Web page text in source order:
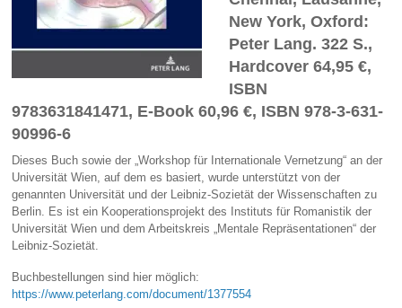
New York, Oxford:
Peter Lang. 322 S.,
Hardcover 64,95 €,
ISBN
9783631841471, E-Book 60,96 €, ISBN 978-3-631-
90996-6
Dieses Buch sowie der „Workshop für Internationale Vernetzung“ an der
Universität Wien, auf dem es basiert, wurde unterstützt von der
genannten Universität und der Leibniz-Sozietät der Wissenschaften zu
Berlin. Es ist ein Kooperationsprojekt des Instituts für Romanistik der
Universität Wien und dem Arbeitskreis „Mentale Repräsentationen“ der
Leibniz-Sozietät.
Buchbestellungen sind hier möglich:
https://www.peterlang.com/document/1377554